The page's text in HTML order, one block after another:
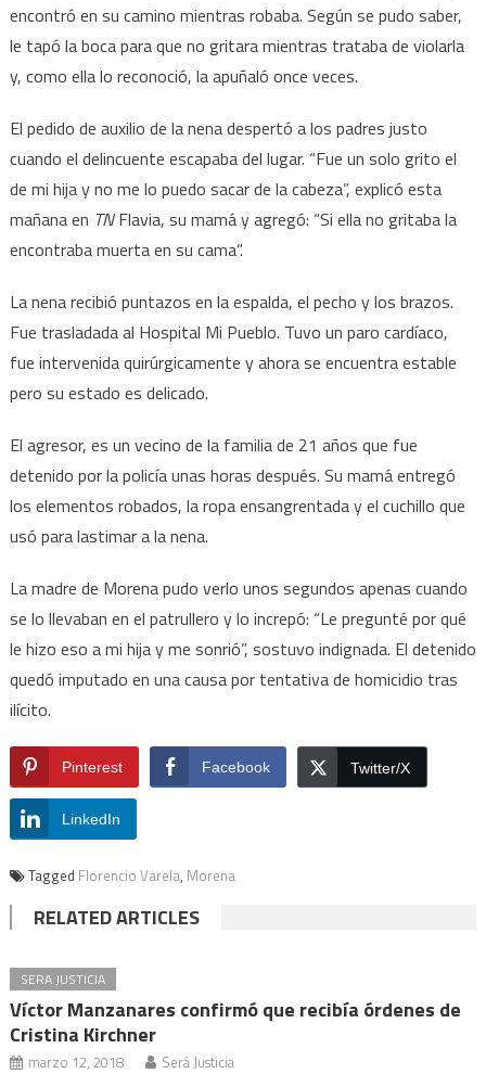
encontró en su camino mientras robaba. Según se pudo saber,
le tapó la boca para que no gritara mientras trataba de violarla
y, como ella lo reconoció, la apuñaló once veces.
El pedido de auxilio de la nena despertó a los padres justo
cuando el delincuente escapaba del lugar. “Fue un solo grito el
de mi hija y no me lo puedo sacar de la cabeza”, explicó esta
mañana en TNFlavia, su mamá y agregó: “Si ella no gritaba la
encontraba muerta en su cama”.
La nena recibió puntazos en la espalda, el pecho y los brazos.
Fue trasladada al Hospital Mi Pueblo. Tuvo un paro cardíaco,
fue intervenida quirúrgicamente y ahora se encuentra estable
pero su estado es delicado.
El agresor, es un vecino de la familia de 21 años que fue
detenido por la policía unas horas después. Su mamá entregó
los elementos robados, la ropa ensangrentada y el cuchillo que
usó para lastimar a la nena.
La madre de Morena pudo verlo unos segundos apenas cuando
se lo llevaban en el patrullero y lo increpó: “Le pregunté por qué
le hizo eso a mi hija y me sonrió”, sostuvo indignada. El detenido
quedó imputado en una causa por tentativa de homicidio tras
ilícito.
Pinterest Facebook Twitter/X
LinkedIn
Tagged Florencio Varela, Morena
RELATED ARTICLES
SERA JUSTICIA
Víctor Manzanares confirmó que recibía órdenes de
Cristina Kirchner
marzo 12, 2018 Será Justicia